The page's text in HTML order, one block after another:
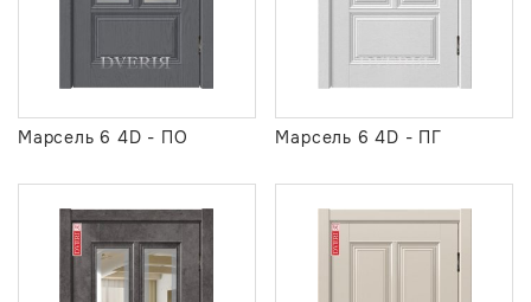
Марсель 6 4D - ПО Марсель 6 4D - ПГ